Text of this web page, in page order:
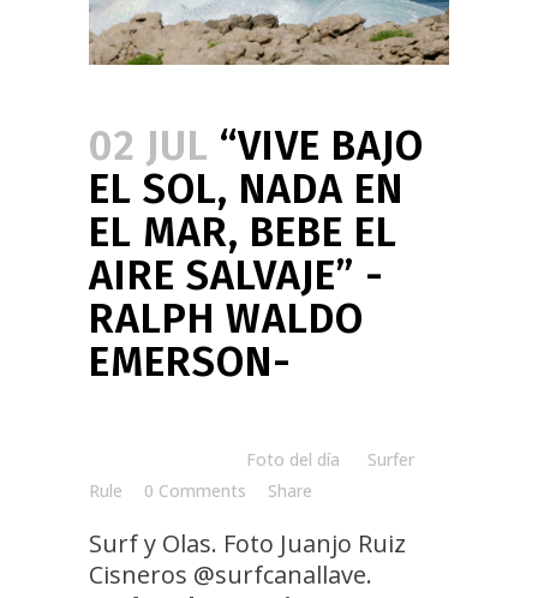
02 JUL “VIVE BAJO
EL SOL, NADA EN
EL MAR, BEBE EL
AIRE SALVAJE” -
RALPH WALDO
EMERSON-
Foto del día
Surfer
Rule
0 Comments Share
Surf y Olas. Foto Juanjo Ruiz
Cisneros @surfcanallave.